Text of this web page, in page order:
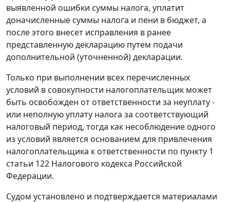
выявленной ошибки суммы налога, уплатит
доначисленные суммы налога и пени в бюджет, а
после этого внесет исправления в ранее
представленную декларацию путем подачи
дополнительной (уточненной) декларации.
Только при выполнении всех перечисленных
условий в совокупности налогоплательщик может
быть освобожден от ответственности за неуплату -
или неполную уплату налога за соответствующий
налоговый период, тогда как несоблюдение одного
из условий является основанием для привлечения
налогоплательщика к ответственности по пункту 1
статьи 122 Налогового кодекса Российской
Федерации.
Судом установлено и подтверждается материалами